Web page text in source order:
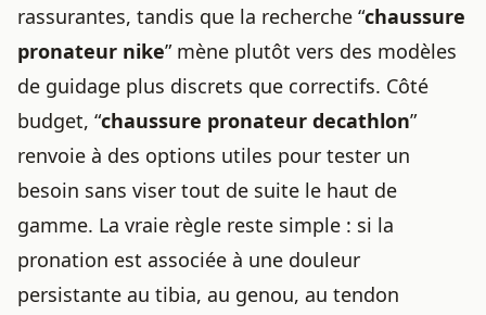
rassurantes, tandis que la recherche “chaussure
pronateur nike” mène plutôt vers des modèles
de guidage plus discrets que correctifs. Côté
budget, “chaussure pronateur decathlon”
renvoie à des options utiles pour tester un
besoin sans viser tout de suite le haut de
gamme. La vraie règle reste simple : si la
pronation est associée à une douleur
persistante au tibia, au genou, au tendon